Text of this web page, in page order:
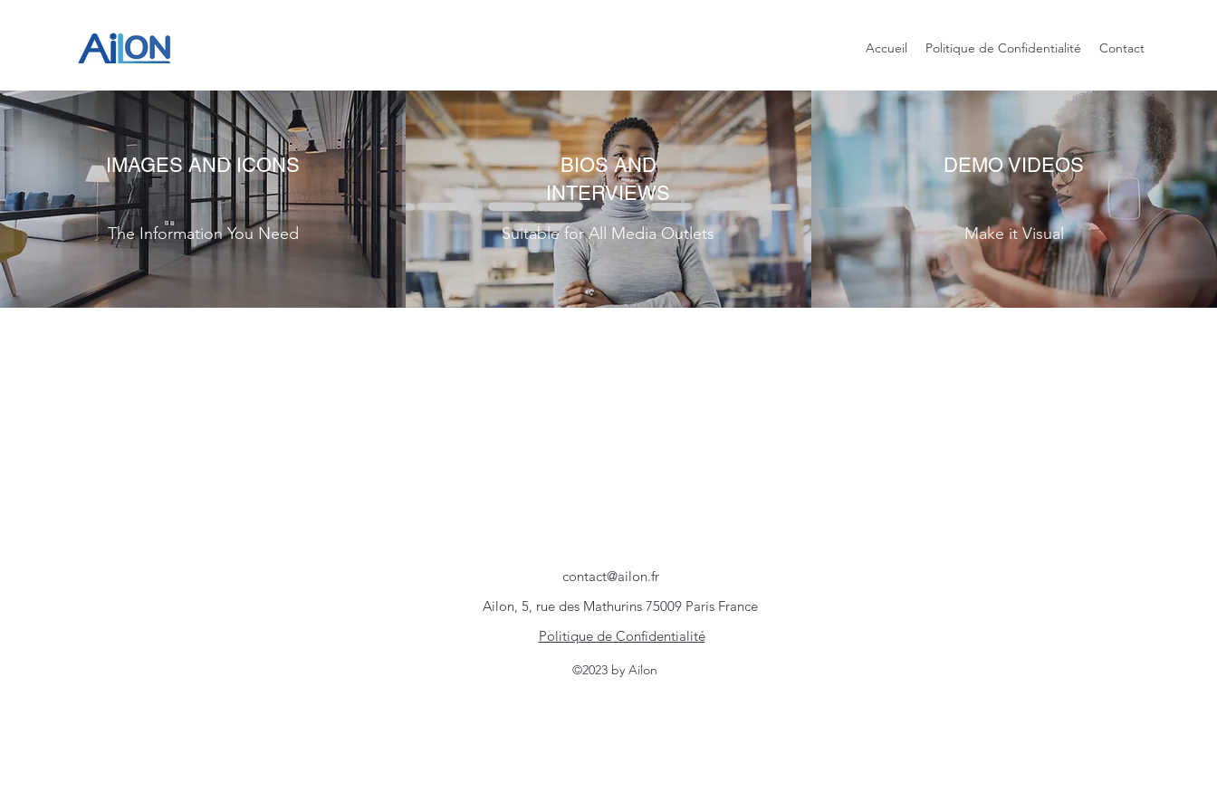
Accueil Politique de Confidentialité Contact
IMAGES AND ICONS
The Information You Need
BIOS AND
INTERVIEWS
Suitable for All Media Outlets
DEMO VIDEOS
Make it Visual
contact@ailon.fr
Ailon, 5, rue des Mathurins 75009 Paris France
Politique de Confidentialité
©2023 by Ailon